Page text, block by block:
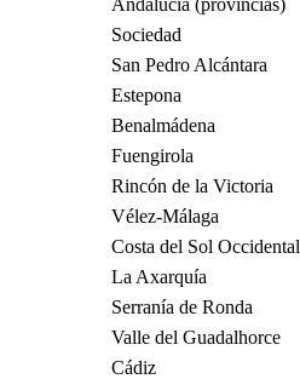
Andalucía (provincias)
Sociedad
San Pedro Alcántara
Estepona
Benalmádena
Fuengirola
Rincón de la Victoria
Vélez-Málaga
Costa del Sol Occidental
La Axarquía
Serranía de Ronda
Valle del Guadalhorce
Cádiz